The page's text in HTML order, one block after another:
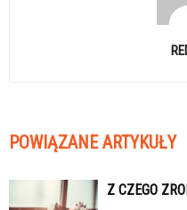
POWIĄZANE ARTYKUŁY
Z CZEGO